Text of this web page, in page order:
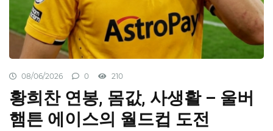
08/06/2026 0 210
황희찬 연봉, 몸값, 사생활 – 울버
햄튼 에이스의 월드컵 도전